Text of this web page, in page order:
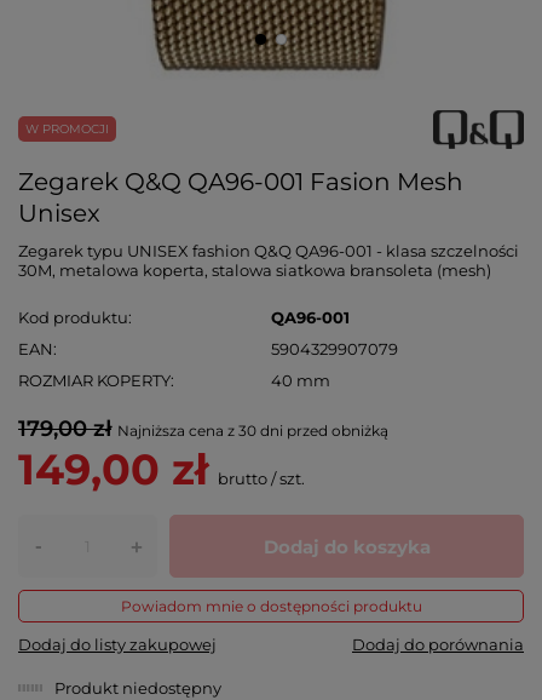
W PROMOCJI
Zegarek Q&Q QA96-001 Fasion Mesh
Unisex
Zegarek typu UNISEX fashion Q&Q QA96-001 - klasa szczelności
30M, metalowa koperta, stalowa siatkowa bransoleta (mesh)
Kod produktu
QA96-001
EAN
5904329907079
ROZMIAR KOPERTY
40 mm
179,00 zł Najniższa cena z 30 dni przed obniżką
149,00 zł brutto/szt.
- + Dodaj do koszyka
Powiadom mnie o dostępności produktu
Dodaj do listy zakupowej Dodaj do porównania
Produkt niedostępny